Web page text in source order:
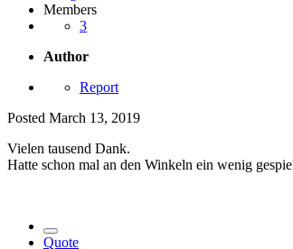
Members
3
Author
Report
Posted March 13, 2019
Vielen tausend Dank.
Hatte schon mal an den Winkeln ein wenig
Quote